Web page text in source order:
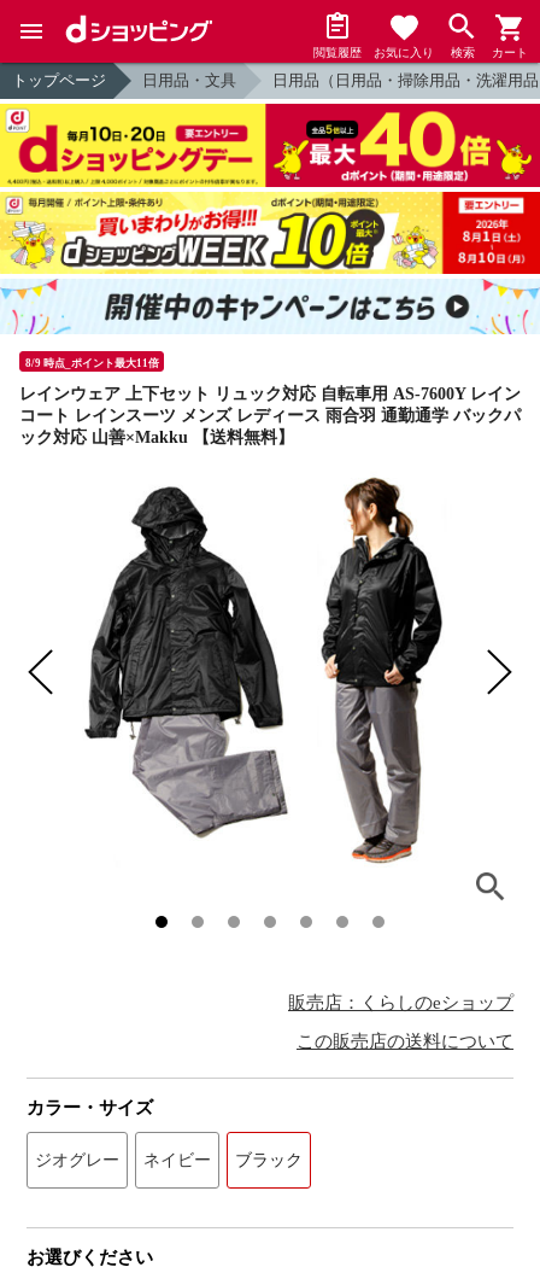
閲覧履歴 お気に入り 検索 カート
トップページ 日用品・文具 日用品（日用品・掃除用品・洗濯用
8/9 時点_ポイント最大11倍
レインウェア 上下セット リュック対応 自転車用 AS-7600Y レイン
コート レインスーツ メンズ レディース 雨合羽 通勤通学 バックパ
ック対応 山善×Makku 【送料無料】
販売店：くらしのeショップ
この販売店の送料について
カラー・サイズ
ジオグレー ネイビー ブラック
お選びください